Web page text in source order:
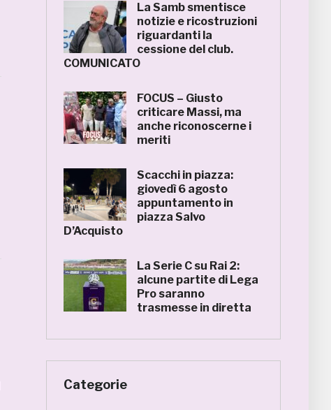
La Samb smentisce
notizie e ricostruzioni
riguardanti la
cessione del club.
COMUNICATO
FOCUS – Giusto
criticare Massi, ma
anche riconoscerne i
meriti
Scacchi in piazza:
giovedì 6 agosto
appuntamento in
piazza Salvo
D’Acquisto
La Serie C su Rai 2:
alcune partite di Lega
Pro saranno
trasmesse in diretta
Categorie